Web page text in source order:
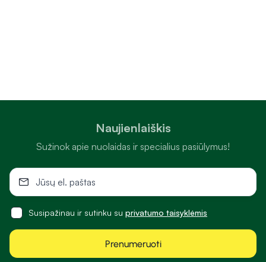
Naujienlaiškis
Sužinok apie nuolaidas ir specialius pasiūlymus!
Susipažinau ir sutinku su privatumo taisyklėmis
Prenumeruoti